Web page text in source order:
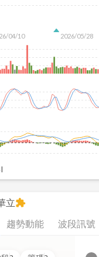
04/10 2026/05/28
立extension
趨勢動能 波段訊號